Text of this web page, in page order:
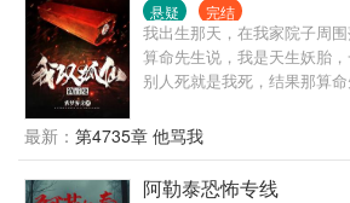
悬疑 完结
我出生那天，在我家院子周
算命先生说，我是天生妖胎
别人死就是我死，结果那算
最新： 第4735章 他骂我
阿勒泰恐怖专线